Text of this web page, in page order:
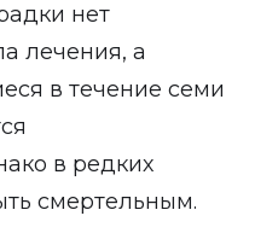
нет
лечения, а
в течение семи
в редких
смертельным.